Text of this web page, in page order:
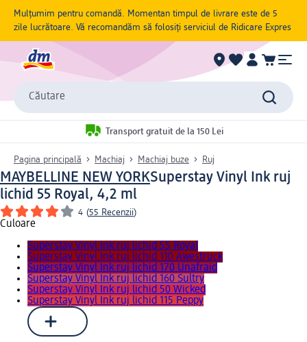
Mulțumim pentru comandă. Momentan timpul de livrare este de 5
zile lucrătoare. Vă recomandăm să folosiți serviciul de Ridicare Expres
Căutare
Transport gratuit de la 150 Lei
Pagina principală Machiaj Machiaj buze Ruj
MAYBELLINE NEW YORKSuperstay Vinyl Ink ruj
lichid 55 Royal, 4,2 ml
4 (55 Recenzii)
Culoare
Superstay Vinyl Ink ruj lichid 55 Royal
Superstay Vinyl Ink ruj lichid 110 Awestruck
Superstay Vinyl Ink ruj lichid 170 Unafraid
Superstay Vinyl Ink ruj lichid 160 Sultry
Superstay Vinyl Ink ruj lichid 50 Wicked
Superstay Vinyl Ink ruj lichid 115 Peppy